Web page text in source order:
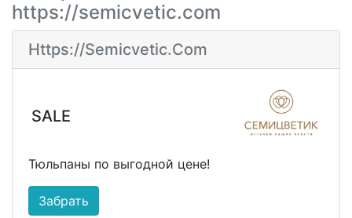
https://semicvetic.com
Https://semicvetic.com
SALE
Тюльпаны по выгодной цене!
Забрать